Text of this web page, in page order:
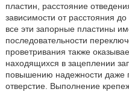
пластин, расстояние
зависимости от расстояния
все эти запорные пластины
последовательности
проветривания также
находящихся в зацеплении
повышению надежности даже
отверстие. Выполнение